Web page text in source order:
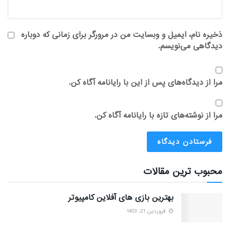
ذخیره نام، ایمیل و وبسایت من در مرورگر برای زمانی که دوباره
دیدگاهی می‌نویسم.
مرا از دیدگاه‌های پس از این با رایانامه آگاه کن.
مرا از نوشته‌های تازه با رایانامه آگاه کن.
محبوب ترین مقالات
بهترین بازی های آفلاین کامپیوتر
فروردین 21, 1403